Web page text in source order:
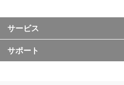
サービス
サポート